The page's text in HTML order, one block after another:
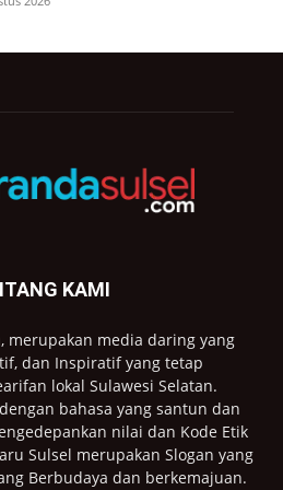
KAMI
merupakan media daring yang
dan Inspiratif yang tetap
lokal Sulawesi Selatan.
bahasa yang santun dan
nilai dan Kode Etik
Sulsel merupakan Slogan yang
Berbudaya dan berkemajuan.